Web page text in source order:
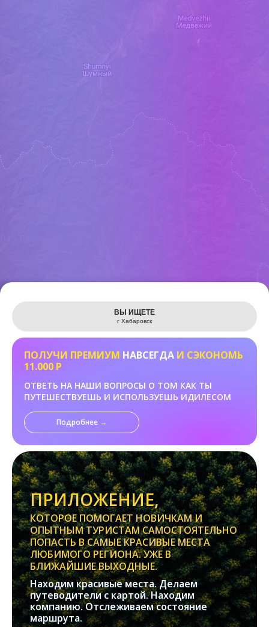
Leaflet
ВЫ ИЩЕТЕ
г Хабаровск
ПОЛУЧИ ПРЕМИУМ НАВСЕГДА И СЭКОНОМЬ
11.000 Р
ОТВЕТЬ НА НАШИ ВОПРОСЫ О ТОМ КАК ТЫ
ПУТЕШЕСТВУЕШЬ И ИСПОЛЬЗУЕШЬ ИДИЛЕСОМ
Подробнее →
ПРИЛОЖЕНИЕ,
КОТОРОЕ ПОМОГАЕТ НОВИЧКАМ И
ОПЫТНЫМ ТУРИСТАМ САМОСТОЯТЕЛЬНО
ПОПАСТЬ В САМЫЕ КРАСИВЫЕ МЕСТА
ЛЮБИМОГО РЕГИОНА. УЖЕ В
БЛИЖАЙШИЕ ВЫХОДНЫЕ.
Находим красивые места. Делаем
путеводители с картой. Находим
компанию. Отслеживаем состояние
маршрута.